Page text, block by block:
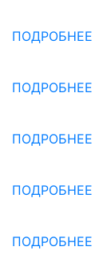
ПОДРОБНЕЕ
ПОДРОБНЕЕ
ПОДРОБНЕЕ
ПОДРОБНЕЕ
ПОДРОБНЕЕ